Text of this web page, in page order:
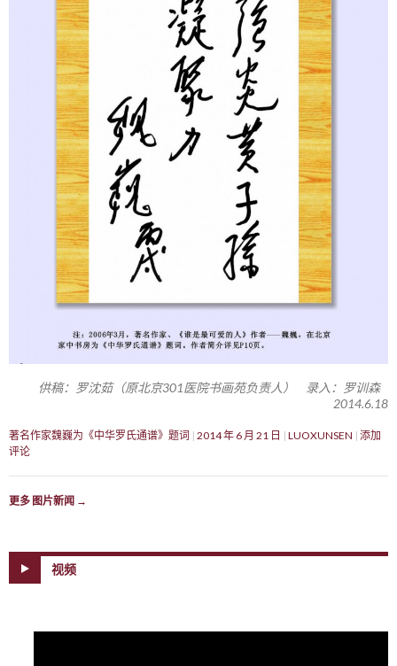
供稿：罗沈茹（原北京301医院书画苑负责人） 录入：罗训森
2014.6.18
著名作家魏巍为《中华罗氏通谱》题词 2014 年 6 月 21 日 LUOXUNSEN 添加
评论
更多 图片新闻 →
视频